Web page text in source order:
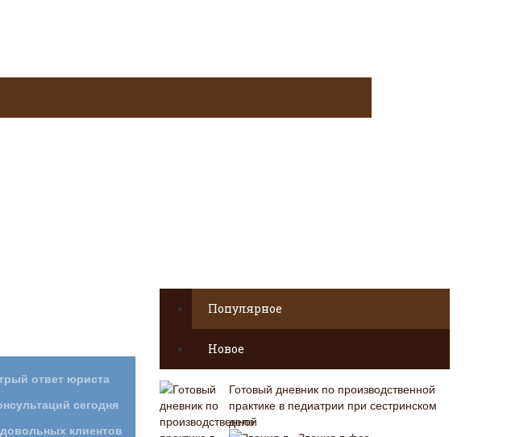
Популярное
Новое
Готовый дневник по производственной
практике в педиатрии при сестринском
деле